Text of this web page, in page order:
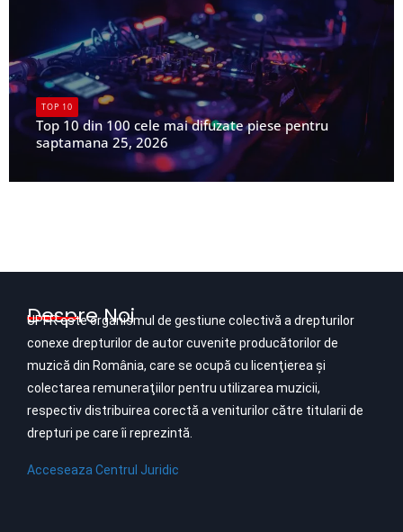
TOP 10
Top 10 din 100 cele mai difuzate piese pentru
saptamana 25, 2026
Despre Noi
UPFR este organismul de gestiune colectivă a drepturilor
conexe drepturilor de autor cuvenite producătorilor de
muzică din România, care se ocupă cu licenţierea şi
colectarea remuneraţiilor pentru utilizarea muzicii,
respectiv distribuirea corectă a veniturilor către titularii de
drepturi pe care îi reprezintă.
Acceseaza Centrul Juridic